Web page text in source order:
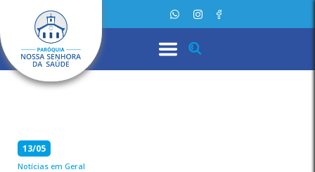
13/05
Notícias em Geral